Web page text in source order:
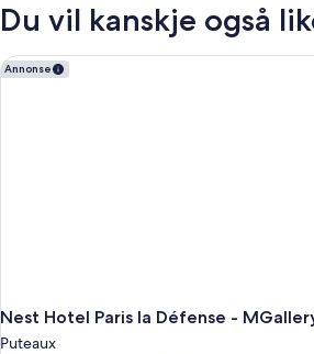
Du vil kanskje også
Annonse
Nest Hotel Paris la Défense -
Puteaux
Nest Hotel Paris la Défense - MGallery